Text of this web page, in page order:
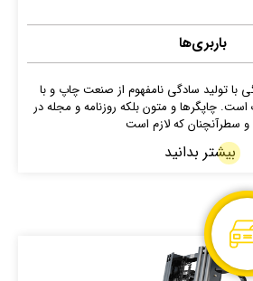
باربری‌ها
با تولید سادگی نامفهوم از صنعت چاپ و با
است. چاپگرها و متون بلکه روزنامه و مجله در
سطرآنچنان که لازم است
بیشتر بدانید